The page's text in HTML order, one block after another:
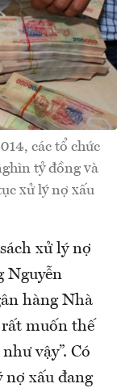
các tổ chức
tỷ đồng và
xử lý nợ xấu
xử lý nợ
Nguyễn
hàng Nhà
muốn thế
vậy”. Có
nợ xấu đang